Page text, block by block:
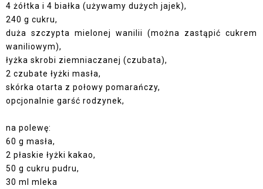
4 żółtka i 4 białka (używamy dużych jajek),
240 g cukru,
duża szczypta mielonej wanilii (można zastąpić cukrem
waniliowym),
łyżka skrobi ziemniaczanej (czubata),
2 czubate łyżki masła,
skórka otarta z połowy pomarańczy,
opcjonalnie garść rodzynek,
na polewę:
60 g masła,
2 płaskie łyżki kakao,
50 g cukru pudru,
30 ml mleka